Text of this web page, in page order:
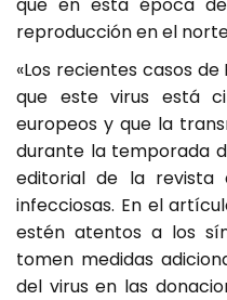
reproducción en el
«Los recientes casos
que este virus está
europeos y que la
durante la temporada
editorial de la revista
infecciosas. En el
estén atentos a los
tomen medidas
del virus en las